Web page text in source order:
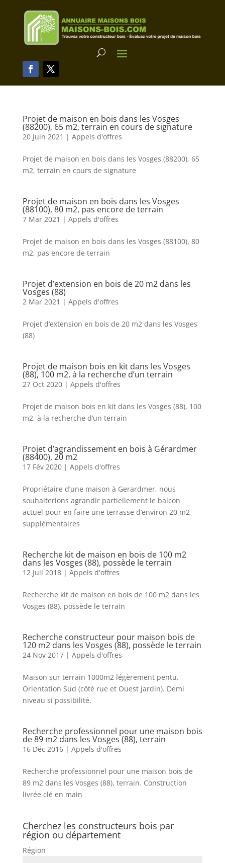
Projet de maison en bois dans les Vosges
(88200), 65 m2, terrain en cours de signature
20 Juin 2021 | Appels d'offres
Projet de maison en bois dans les Vosges (88200), 65
m2, terrain en cours de signature
Projet de maison en bois dans les Vosges
(88100), 80 m2, pas encore de terrain
7 Mar 2021 | Appels d'offres
Projet de maison en bois dans les Vosges (88100), 80
m2, pas encore de terrain
Projet d’extension en bois de 20 m2 dans les
Vosges (88)
2 Mar 2021 | Appels d'offres
Projet d’extension en bois de 20 m2 dans les Vosges
(88)
Projet de maison bois en kit dans les Vosges
(88), 100 m2, à la recherche d’un terrain
27 Oct 2020| Appels d'offres
Projet de maison bois en kit dans les Vosges (88), 100
m2, à la recherche d’un terrain
Projet d’agrandissement en bois à Gérardmer
(88400), 20 m2
17 Fév 2020| Appels d'offres
Propriétaire d’une maison à Gerardmer, nous
souhaiterions agrandir partiellement le balcon
actuel pour en faire une terrasse d’environ 20 m2
supplémentaires
Recherche kit de maison en bois de 100 m2
dans les Vosges (88), possède le terrain
12 Juil 2018| Appels d'offres
Recherche kit de maison en bois de 100 m2 dans les
Vosges (88), possède le terrain
Recherche constructeur pour maison bois de
120 m2 dans les Vosges (88), possède le terrain
24 Nov 2017| Appels d'offres
Maison sur terrain 1000m2 légèrement pentu.
Orientation Sud (côté rue et Ouest jardin). Demi
niveau si possibilité.
Recherche professionnel pour une maison bois
de 89 m2 dans les Vosges (88), terrain
16 Déc 2016| Appels d'offres
Recherche professionnel pour une maison bois de
89 m2 dans les Vosges (88), terrain. Construction
livrée clé en main
Cherchez les constructeurs bois par
région ou département
Région